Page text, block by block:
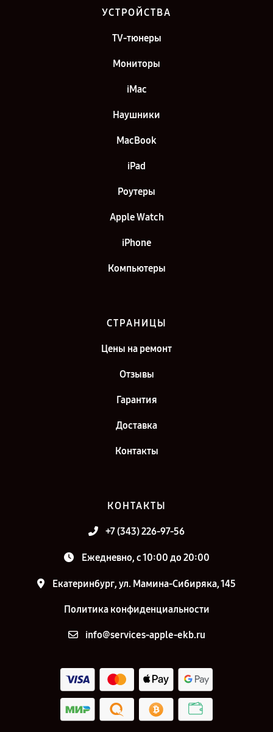
УСТРОЙСТВА
TV-тюнеры
Мониторы
iMac
Наушники
MacBook
iPad
Роутеры
Apple Watch
iPhone
Компьютеры
СТРАНИЦЫ
Цены на ремонт
Отзывы
Гарантия
Доставка
Контакты
КОНТАКТЫ
+7 (343) 226-97-56
Ежедневно, с 10:00 до 20:00
Екатеринбург, ул. Мамина-Сибиряка, 145
Политика конфиденциальности
info@services-apple-ekb.ru